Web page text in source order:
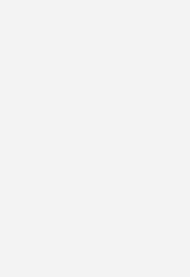
und Kabeltrassen. Dabei
sogar noch eine weitere
denn wenn mehrere gedämmte Rohre
zueinander verlaufen, wird es eng.
Schienen lassen sich zusätzliche
Höhe platzieren.
will auf seine Arbeit stolz sein. Hängt
Raum, dann ist die Korrektur bei
und es bleibt zudem ein unschönes Loch
sich die Rohrverläufe mit geringem
Schrauben werden erst dann
richtig hängen. Noch viel mehr gilt das in
und wenn erhöhte Ansprüche an die